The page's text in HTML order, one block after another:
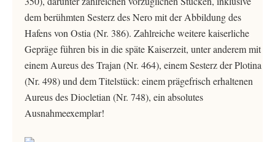
dem berühmten Sesterz des Nero mit der Abbildung des
Hafens von Ostia (Nr. 386). Zahlreiche weitere kaiserliche
Gepräge führen bis in die späte Kaiserzeit, unter anderem mit
einem Aureus des Trajan (Nr. 464), einem Sesterz der Plotina
(Nr. 498) und dem Titelstück: einem prägefrisch erhaltenen
Aureus des Diocletian (Nr. 748), ein absolutes
Ausnahmeexemplar!